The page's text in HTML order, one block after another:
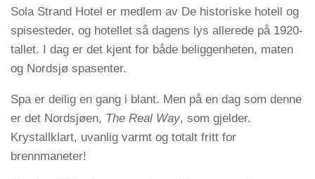
Sola Strand Hotel er medlem av De historiske hotell og
spisesteder, og hotellet så dagens lys allerede på 1920-
tallet. I dag er det kjent for både beliggenheten, maten
og Nordsjø spasenter.
Spa er deilig en gang i blant. Men på en dag som denne
er det Nordsjøen, The Real Way, som gjelder.
Krystallklart, uvanlig varmt og totalt fritt for
brennmaneter!